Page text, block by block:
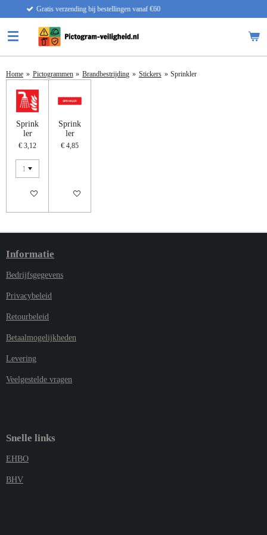
naar
de
hoofdinhoud
bij bestellingen vanaf €60
Home » Pictogrammen » Brandbestrijding » Stickers » Sprinkler
Sprink
ler
€ 3,12
IN WINKELWAGEN
Sprink
ler
€ 4,85
IN WINKELWAGEN
Informatie
Bedrijfsgegevens
Privacybeleid
Retourbeleid
Betaalmogelijkheden
Levering
Veelgestelde vragen
Snelle links
EHBO
BHV